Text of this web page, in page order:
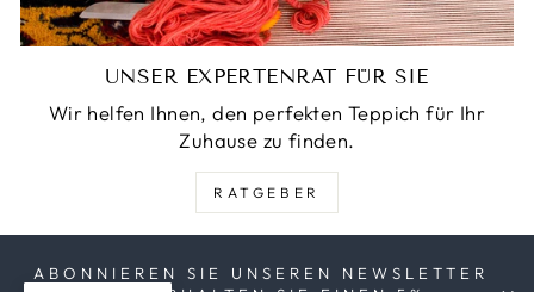
UNSER EXPERTENRAT FÜR SIE
Wir helfen Ihnen, den perfekten Teppich für Ihr
Zuhause zu finden.
RATGEBER
ABONNIEREN SIE UNSEREN NEWSLETTER